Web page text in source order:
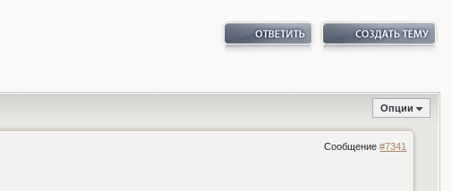
Опции
Сообщение#7341